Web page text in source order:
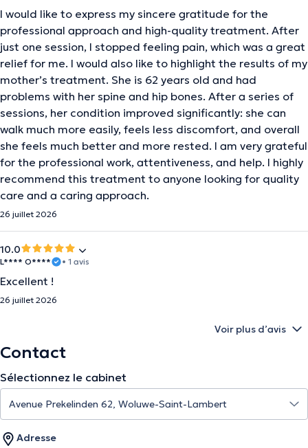
I would like to express my sincere gratitude for the
professional approach and high-quality treatment. After
just one session, I stopped feeling pain, which was a great
relief for me. I would also like to highlight the results of my
mother’s treatment. She is 62 years old and had
problems with her spine and hip bones. After a series of
sessions, her condition improved significantly: she can
walk much more easily, feels less discomfort, and overall
she feels much better and more rested. I am very grateful
for the professional work, attentiveness, and help. I highly
recommend this treatment to anyone looking for quality
care and a caring approach.
26 juillet 2026
10.0
L**** O**** • 1 avis
Excellent !
26 juillet 2026
Voir plus d’avis
Contact
Sélectionnez le cabinet
Adresse